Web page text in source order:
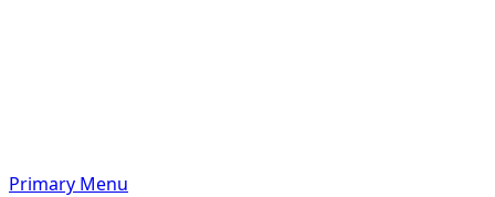
Primary Menu